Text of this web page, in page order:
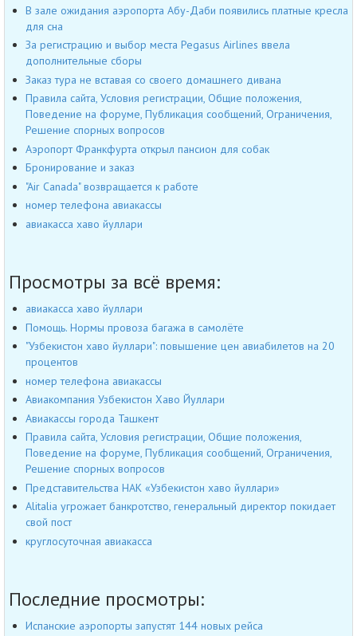
В зале ожидания аэропорта Абу-Даби появились платные кресла
для сна
За регистрацию и выбор места Pegasus Airlines ввела
дополнительные сборы
Заказ тура не вставая со своего домашнего дивана
Правила сайта, Условия регистрации, Общие положения,
Поведение на форуме, Публикация сообщений, Ограничения,
Решение спорных вопросов
Аэропорт Франкфурта открыл пансион для собак
Бронирование и заказ
"Air Canada" возвращается к работе
номер телефона авиакассы
авиакасса хаво йуллари
Просмотры за всё время:
авиакасса хаво йуллари
Помощь. Нормы провоза багажа в самолёте
"Узбекистон хаво йуллари": повышение цен авиабилетов на 20
процентов
номер телефона авиакассы
Авиакомпания Узбекистон Хаво Йуллари
Авиакассы города Ташкент
Правила сайта, Условия регистрации, Общие положения,
Поведение на форуме, Публикация сообщений, Ограничения,
Решение спорных вопросов
Представительства НАК «Узбекистон хаво йуллари»
Alitalia угрожает банкротство, генеральный директор покидает
свой пост
круглосуточная авиакасса
Последние просмотры:
Испанские аэропорты запустят 144 новых рейса